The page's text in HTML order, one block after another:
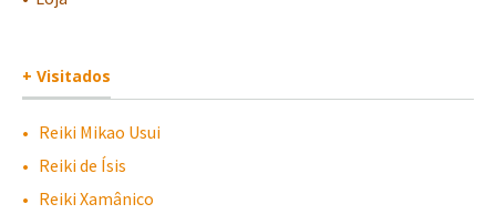
+ Visitados
• Reiki Mikao Usui
• Reiki de Ísis
• Reiki Xamânico